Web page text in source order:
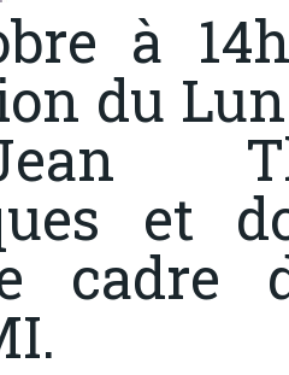
à
du
Jean
et
cadre